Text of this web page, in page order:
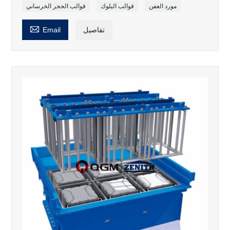
قوالب الحجر الخرساني قوالب البلوك مورد العفن
 Email تفاصيل